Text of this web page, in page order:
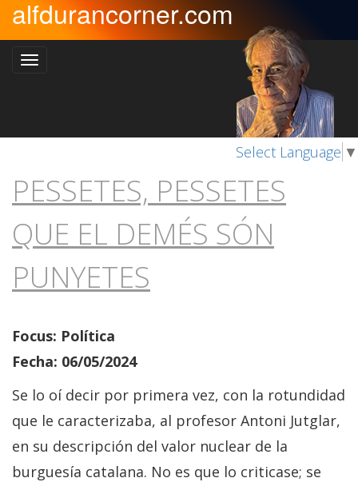
alfdurancorner.com
Select Language ▼
PESSETES, PESSETES
QUE EL DEMÉS SÓN
PUNYETES
Focus: Política
Fecha: 06/05/2024
Se lo oí decir por primera vez, con la rotundidad
que le caracterizaba, al profesor Antoni Jutglar,
en su descripción del valor nuclear de la
burguesía catalana. No es que lo criticase; se